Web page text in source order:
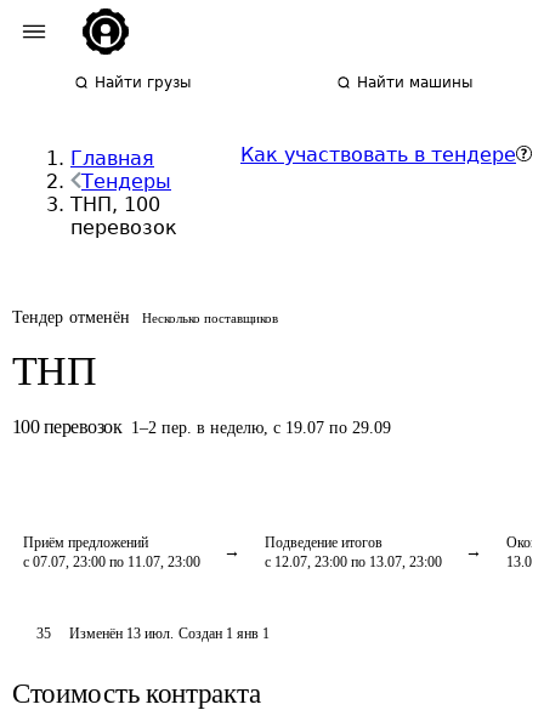
Найти грузы Найти машины
Главная
Тендеры
ТНП, 100
перевозок
Как участвовать в тендере
Тендер отменён Несколько поставщиков
ТНП
100 перевозок 1–2 пер. в неделю,с 19.07 по 29.09
Приём предложений
с 07.07, 23:00 по 11.07, 23:00
Подведение итогов
с 12.07, 23:00 по 13.07, 23:00
35 Изменён 13 июл. Создан 1 янв 1
Стоимость контракта